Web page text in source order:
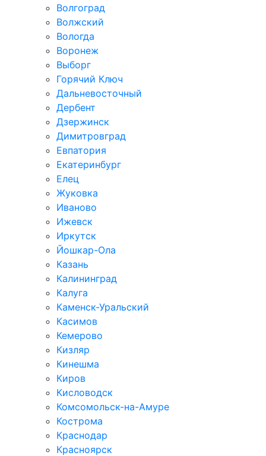
Волгоград
Волжский
Вологда
Воронеж
Выборг
Горячий Ключ
Дальневосточный
Дербент
Дзержинск
Димитровград
Евпатория
Екатеринбург
Елец
Жуковка
Иваново
Ижевск
Иркутск
Йошкар-Ола
Казань
Калининград
Калуга
Каменск-Уральский
Касимов
Кемерово
Кизляр
Кинешма
Киров
Кисловодск
Комсомольск-на-Амуре
Кострома
Краснодар
Красноярск